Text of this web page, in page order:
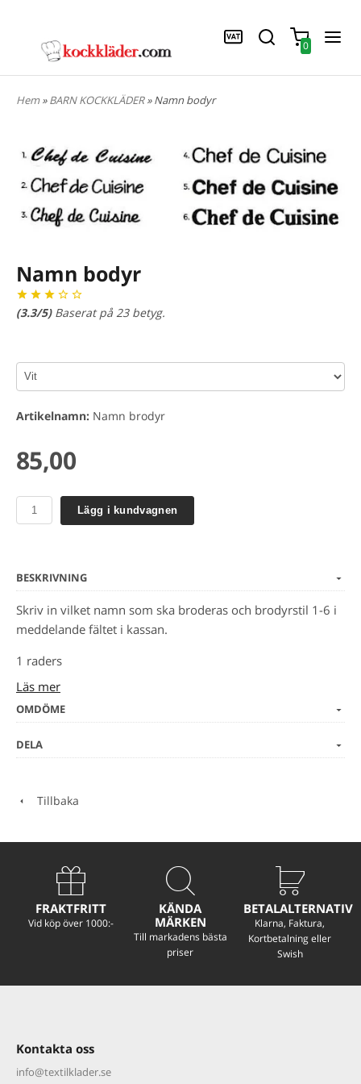
0
Hem»BARN KOCKKLÄDER» Namn bodyr
Namn bodyr
(3.3/5) Baserat på 23betyg.
Artikelnamn: Namn brodyr
85,00
Lägg i kundvagnen
BESKRIVNING
Skriv in vilket namn som ska broderas och brodyrstil 1-6 i
meddelande fältet i kassan.
1 raders
För och efternamn.
Leveranstid 1-2 veckor
1. Brush Skript
2. Designer
3. Grande
Läs mer
OMDÖME
DELA
Tillbaka
FRAKTFRITT
Vid köp över 1000:-
KÄNDA
MÄRKEN
Till markadens bästa
priser
BETALALTERNATIV
Klarna, Faktura,
Kortbetalning eller
Swish
Kontakta oss
info@textilklader.se